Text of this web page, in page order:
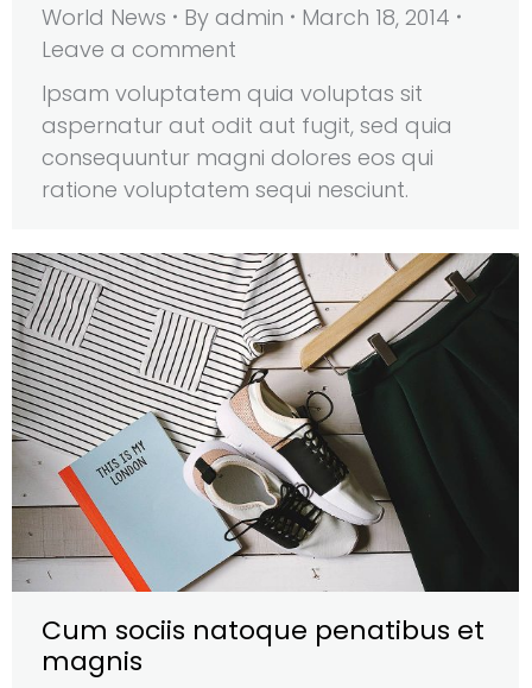
World News By admin
March 18, 2014
Leave a comment
Ipsam voluptatem quia voluptas sit
aspernatur aut odit aut fugit, sed quia
consequuntur magni dolores eos qui
ratione voluptatem sequi nesciunt.
Cum sociis natoque penatibus et
magnis